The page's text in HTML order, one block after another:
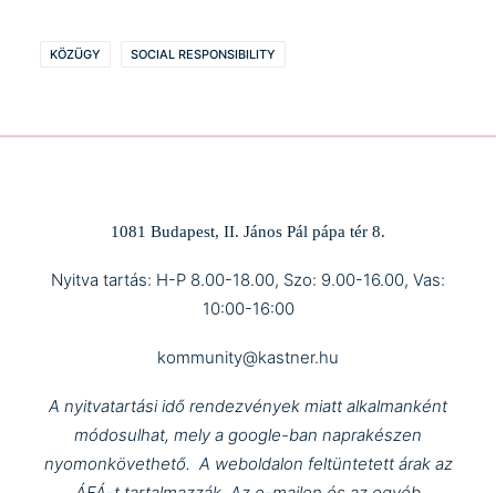
KÖZÜGY SOCIAL RESPONSIBILITY
1081 Budapest, II. János Pál pápa tér 8.
Nyitva tartás: H-P 8.00-18.00, Szo: 9.00-16.00, Vas:
10:00-16:00
kommunity@kastner.hu
A nyitvatartási idő rendezvények miatt alkalmanként
módosulhat, mely a google-ban naprakészen
nyomonkövethető. A weboldalon feltüntetett árak az